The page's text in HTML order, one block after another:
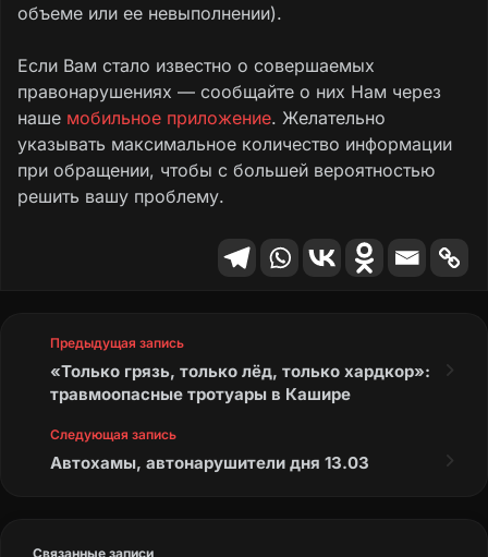
С 1 января 2023 года вступил в силу
перераспределении отдельных полномочий в
сфере водоснабжения и водоотведения
между органами местного самоуправления
и органами государственной власти
Ростовской области”.
В соответствии с этим законом, организация
водоснабжения и водоотведения
возложена на министерство жилищно-
коммунального хозяйства Ростовской
области.
Распоряжение Правительства РО от
29.12.2022 № 1233 “О передаче имущества
Шахты” в государственную собственность
объеме или ее невыполнении).
Если Вам стало известно о совершаемых
правонарушениях — сообщайте о них Нам через
наше мобильное приложение. Желательно
указывать максимальное количество информации
при обращении, чтобы с большей вероятностью
решить вашу проблему.
Предыдущая запись
«Только грязь, только лёд, только хардкор»:
травмоопасные тротуары в Кашире
Следующая запись
Автохамы, автонарушители дня 13.03
Связанные записи